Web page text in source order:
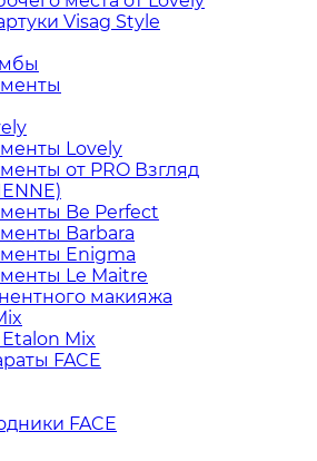
Visag Style
Lovely
от PRO Взгляд
Be Perfect
Barbara
Enigma
Le Maitre
макияжа
Mix
FACE
FACE